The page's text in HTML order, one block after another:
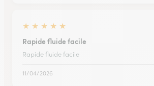
★ ★ ★ ★ ★
Rapide fluide facile
Rapide fluide facile
11/04/2026